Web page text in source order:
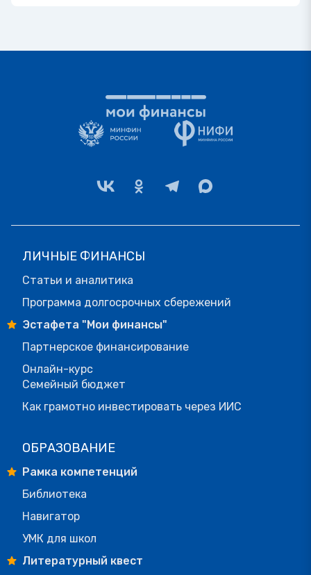
ЛИЧНЫЕ ФИНАНСЫ
Статьи и аналитика
Программа долгосрочных сбережений
Эстафета "Мои финансы"
Партнерское финансирование
Онлайн-курс
Семейный бюджет
Как грамотно инвестировать через ИИС
ОБРАЗОВАНИЕ
Рамка компетенций
Библиотека
Навигатор
УМК для школ
Литературный квест